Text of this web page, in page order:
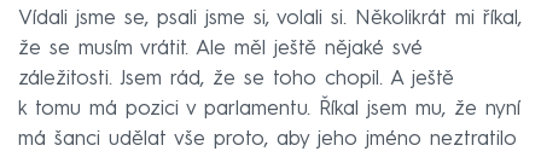
Vídali jsme se, psali jsme si, volali si. Několikrát mi říkal,
že se musím vrátit. Ale měl ještě nějaké své
záležitosti. Jsem rád, že se toho chopil. A ještě
k tomu má pozici v parlamentu. Říkal jsem mu, že nyní
má šanci udělat vše proto, aby jeho jméno neztratilo